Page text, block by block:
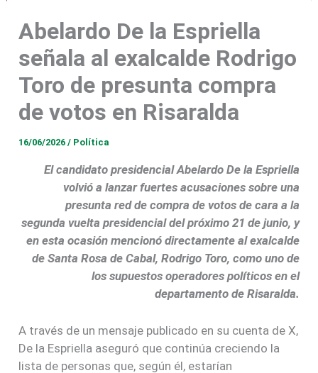
Abelardo De la Espriella
señala al exalcalde Rodrigo
Toro de presunta compra
de votos en Risaralda
16/06/2026/ Política
El candidato presidencialAbelardo De la Espriella
volvió a lanzar fuertes acusaciones sobre una
presunta red de compra de votos de cara a la
segunda vuelta presidencial del próximo 21 de junio, y
en esta ocasión mencionó directamente al exalcalde
de Santa Rosa de Cabal, Rodrigo Toro, como uno de
los supuestos operadores políticos en el
departamento de Risaralda.
A través de un mensaje publicado en su cuenta de X,
De la Espriella aseguró que continúa creciendo la
lista de personas que, según él, estarían